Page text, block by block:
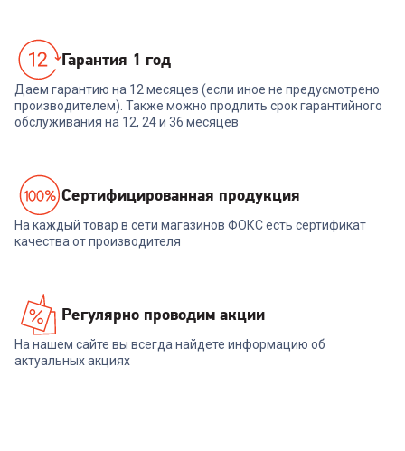
Гарантия 1 год
Даем гарантию на 12 месяцев (если иное не предусмотрено
производителем). Также можно продлить срок гарантийного
обслуживания на 12, 24 и 36 месяцев
Cертифицированная продукция
На каждый товар в сети магазинов ФОКС есть сертификат
качества от производителя
Регулярно проводим акции
На нашем сайте вы всегда найдете информацию об
актуальных акциях